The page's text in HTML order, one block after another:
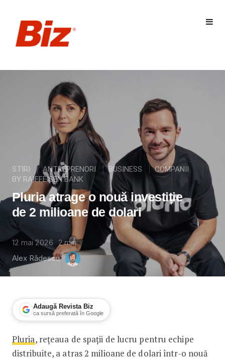
STIRI ANTREPRENORI BUSINESS
COMPANII
BY RAIFFEISEN BANK
Pluria atrage o nouă investiție
de 2 milioane de dolari
12 mai 2026 2min
Alex Rădescu
Adaugă Revista Biz
ca sursă preferată în Google
Pluria atrage o nouă investiție de 2
Pluria, rețeaua de spații de lucru pentru echipe
distribuite, a atras 2 milioane de dolari într-o nouă